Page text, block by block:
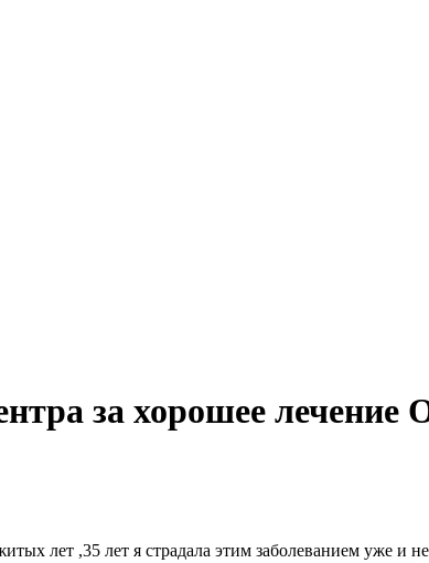
за хорошее
лет ,35 лет я страдала этим заболеванием уже и